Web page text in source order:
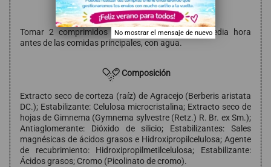
Modo de empleo
Tomar 2 comprimidos al día, preferiblemente media hora
antes de las comidas principales, con agua.
Composición
Extracto seco de corteza (raíz) de Agracejo (Berberis aristata
DC.); Estabilizante: Celulosa microcristalina; Extracto seco de
hojas de Gimnema (Gymnema sylvestre (Retz.) R. Br. ex Sm.);
Antiaglomerante: Dióxido de silicio; Estabilizantes: Sales
magnésicas de ácidos grasos e Hidroxipropilcelulosa; Agente
de recubrimiento: Hidroxipropilmetilcelulosa; Estabilizante:
Ácidos grasos; Cromo (Picolinato de cromo).
No mostrar el mensaje de nuevo